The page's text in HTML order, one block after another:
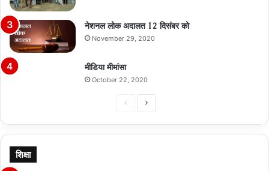
नेशनल लोक अदालत 12 दिसंबर को
November 29, 2020
मीडिया मीमांसा
October 22, 2020
PreviousNext
शिक्षा